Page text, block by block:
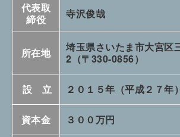
代表取
締役
寺沢俊哉
所在地
埼玉県さいたま市大宮区
2（〒330-0856）
設 立 ２０１５年（平成２７年
資本金 ３００万円